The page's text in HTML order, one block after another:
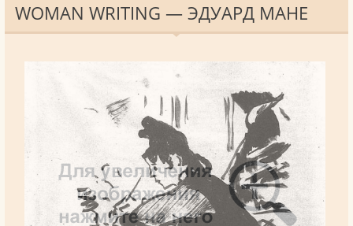
WOMAN WRITING — ЭДУАРД МАНЕ